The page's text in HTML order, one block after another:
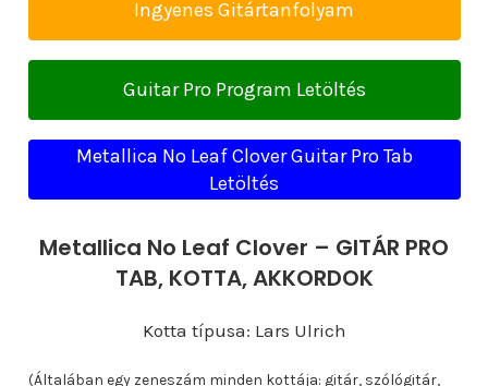
Ingyenes Gitártanfolyam
Guitar Pro Program Letöltés
Metallica No Leaf Clover Guitar Pro Tab
Letöltés
Metallica No Leaf Clover – GITÁR PRO
TAB, KOTTA, AKKORDOK
Kotta típusa: Lars Ulrich
(Általában egy zeneszám minden kottája: gitár, szólógitár,